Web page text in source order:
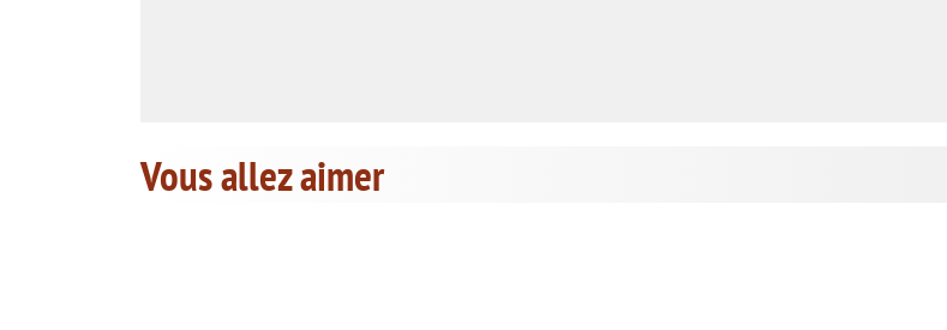
Vous allez aimer